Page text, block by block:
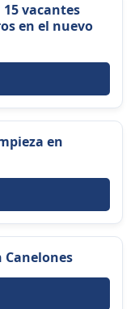
vacantes
en el nuevo
en
Canelones